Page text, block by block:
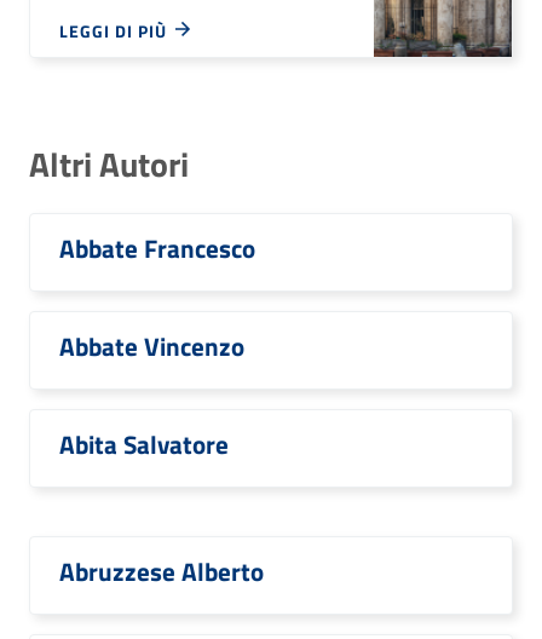
LEGGI DI PIÙ
Altri Autori
Abbate Francesco
Abbate Vincenzo
Abita Salvatore
Abruzzese Alberto